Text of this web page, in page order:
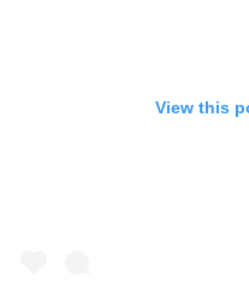
View this